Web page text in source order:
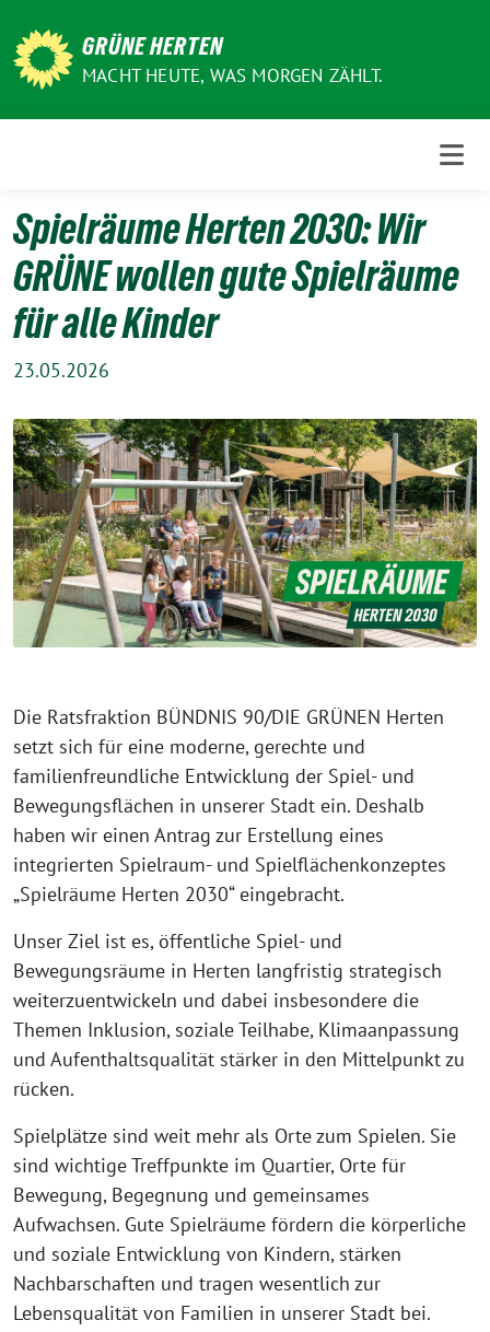
zum
Inhalt
GRÜNE HERTEN
MACHT HEUTE, WAS MORGEN ZÄHLT.
Spielräume Herten 2030: Wir
GRÜNE wollen gute Spielräume
für alle Kinder
23.05.2026
Die Ratsfraktion BÜNDNIS 90/DIE GRÜNEN Herten
setzt sich für eine moderne, gerechte und
familienfreundliche Entwicklung der Spiel- und
Bewegungsflächen in unserer Stadt ein. Deshalb
haben wir einen Antrag zur Erstellung eines
integrierten Spielraum- und Spielflächenkonzeptes
„Spielräume Herten 2030“ eingebracht.
Unser Ziel ist es, öffentliche Spiel- und
Bewegungsräume in Herten langfristig strategisch
weiterzuentwickeln und dabei insbesondere die
Themen Inklusion, soziale Teilhabe, Klimaanpassung
und Aufenthaltsqualität stärker in den Mittelpunkt zu
rücken.
Spielplätze sind weit mehr als Orte zum Spielen. Sie
sind wichtige Treffpunkte im Quartier, Orte für
Bewegung, Begegnung und gemeinsames
Aufwachsen. Gute Spielräume fördern die körperliche
und soziale Entwicklung von Kindern, stärken
Nachbarschaften und tragen wesentlich zur
Lebensqualität von Familien in unserer Stadt bei.